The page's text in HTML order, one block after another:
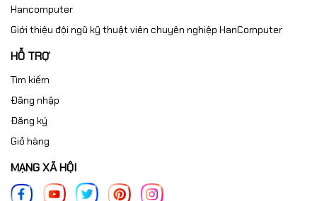
Hancomputer
Giới thiệu đội ngũ kỹ thuật viên chuyên nghiệp HanComputer
HỖ TRỢ
Tìm kiếm
Đăng nhập
Đăng ký
Giỏ hàng
MẠNG XÃ HỘI